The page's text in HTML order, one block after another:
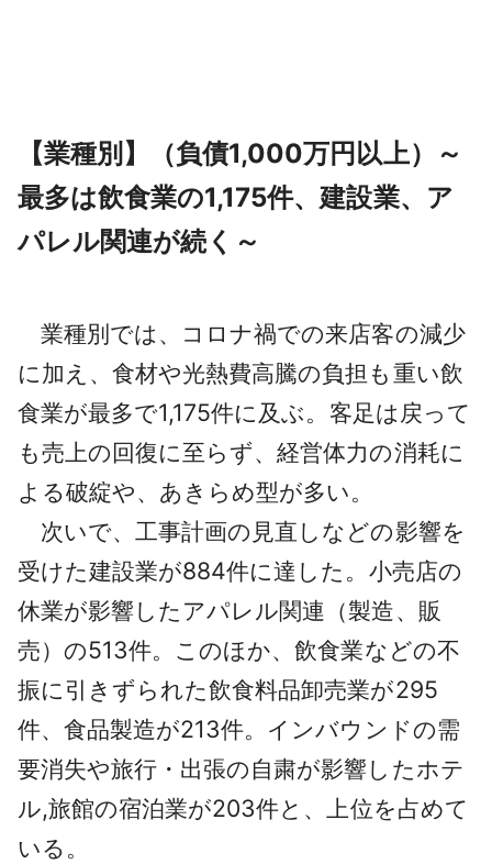
【業種別】（負債1,000万円以上）～
最多は飲⾷業の1,175件、建設業、ア
パレル関連が続く～
業種別では、コロナ禍での来店客の減少
に加え、食材や光熱費高騰の負担も重い飲
食業が最多で1,175件に及ぶ。客足は戻って
も売上の回復に至らず、経営体力の消耗に
よる破綻や、あきらめ型が多い。
次いで、工事計画の見直しなどの影響を
受けた建設業が884件に達した。小売店の
休業が影響したアパレル関連（製造、販
売）の513件。このほか、飲食業などの不
振に引きずられた飲食料品卸売業が295
件、食品製造が213件。インバウンドの需
要消失や旅行・出張の自粛が影響したホテ
ル,旅館の宿泊業が203件と、上位を占めて
いる。